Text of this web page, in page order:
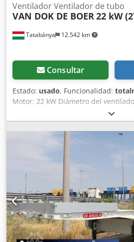
Tatabánya 12.542 km
Ventilador Ventilador de tubo
VAN DOK DE BOER22 kW
Consultar
Estado: usado, Funcionalidad:
Motor: 22 kW Diámetro del
Asri R Duemvea Longitud: 2500 mm